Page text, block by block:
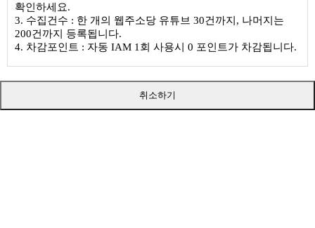
확인하세요.
3. 수집건수 : 한 개의 웹주소당 유튜브 30건까지, 나머지는
200건까지 등록됩니다.
4. 차감포인트 : 자동 IAM 1회 사용시 0 포인트가 차감됩니다.
취소하기